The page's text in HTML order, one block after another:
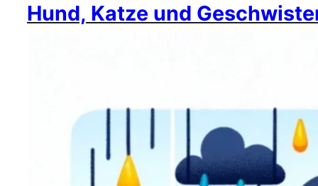
Hund, Katze und